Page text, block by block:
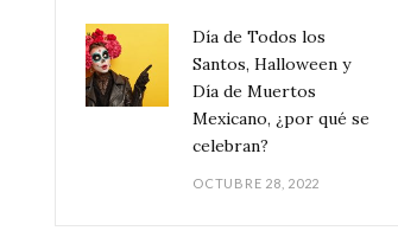
Día de Todos los
Santos, Halloween y
Día de Muertos
Mexicano, ¿por qué se
celebran?
OCTUBRE 28, 2022